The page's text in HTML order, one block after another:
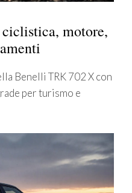
motore,
Benelli TRK 702 X con
per turismo e